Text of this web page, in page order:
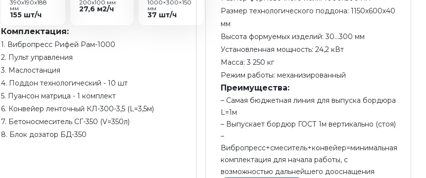
390х190х188
мм
155 шт/ч
200х100 мм
27,6 м2/ч
1000×300×150
мм
37 шт/ч
Комплектация:
1. Вибропресс Рифей Рам-1000
2. Пульт управления
3. Маслостанция
4. Поддон технологический - 10 шт
5. Пуансон матрица - 1 комплект
6. Конвейер ленточный КЛ-300-3,5 (L=3,5м)
7. Бетоносмеситель СГ-350 (V=350л)
8. Блок дозатор БД-350
Размер технологического поддона: 1150х600х40
мм
Высота формуемых изделий: 30...300 мм
Установленная мощность: 24,2 кВт
Масса: 3 250 кг
Режим работы: механизированный
Преимущества:
Самая бюджетная линия для выпуска бордюра
L=1м
Выпускает бордюр ГОСТ 1м вертикально (стоя)
Вибропресс+смеситель+конвейер=минимальная
комплектация для начала работы, с
возможностью дальнейшего дооснащения